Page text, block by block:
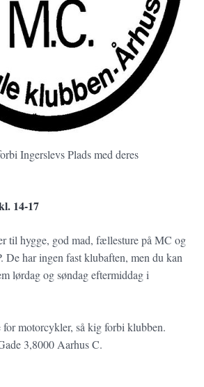
Ingerslevs Plads med deres
14-17
til hygge, god mad, fællesture på MC og
De har ingen fast klubaften, men du kan
lørdag og søndag eftermiddag i
for motorcykler, så kig forbi klubben.
3,8000 Aarhus C.